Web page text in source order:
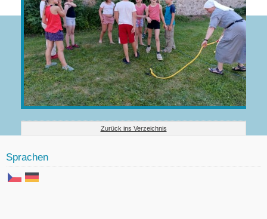
Zurück ins Verzeichnis
Sprachen